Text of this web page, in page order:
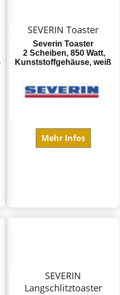
SEVERIN Toaster
Severin Toaster
2 Scheiben, 850 Watt,
Kunststoffgehäuse, weiß
Mehr Infos
SEVERIN
Langschlitztoaster